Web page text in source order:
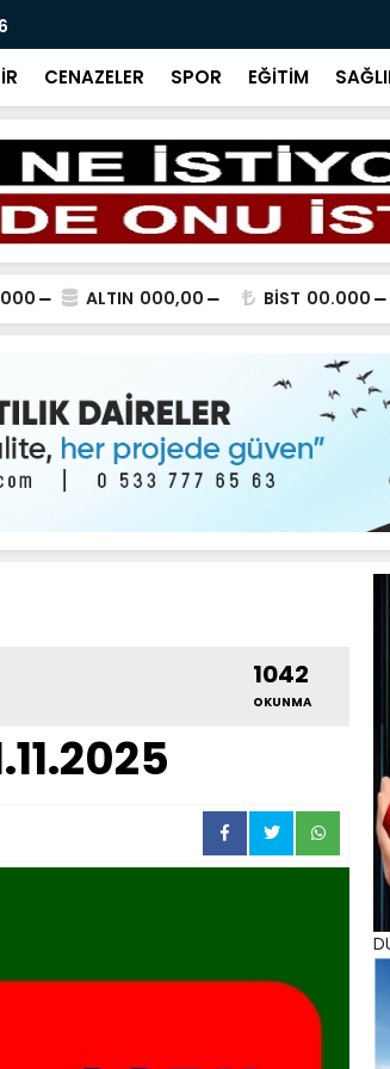
CENAZELER SPOR EĞİTİM
ALTIN 000,00 BİST 00.000
1042
OKUNMA